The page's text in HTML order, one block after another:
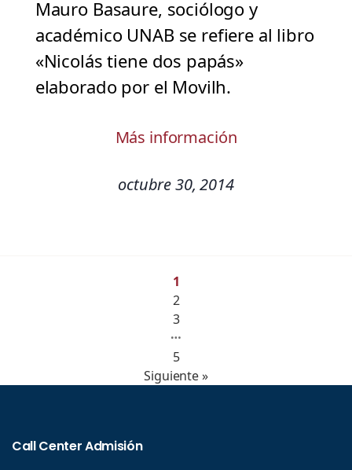
Mauro Basaure, sociólogo y
académico UNAB se refiere al libro
«Nicolás tiene dos papás»
elaborado por el Movilh.
Más información
octubre 30, 2014
1
2
3
…
5
Siguiente »